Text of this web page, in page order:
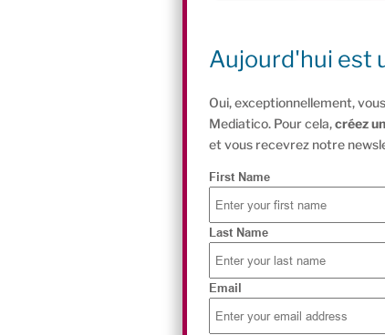
Aujourd'hui est
Oui, exceptionnellement,
Mediatico. Pour cela,créez
et vous recevrez notre
First Name
Last Name
Email